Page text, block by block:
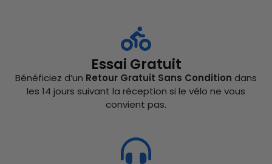
Essai Gratuit
Bénéficiez d’un Retour Gratuit Sans Condition dans
les 14 jours suivant la réception si le vélo ne vous
convient pas.